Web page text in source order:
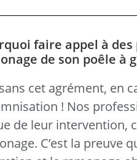
faire appel à
de son poêle à
cet agrément, en
! Nos
de leur
C’est la preuve